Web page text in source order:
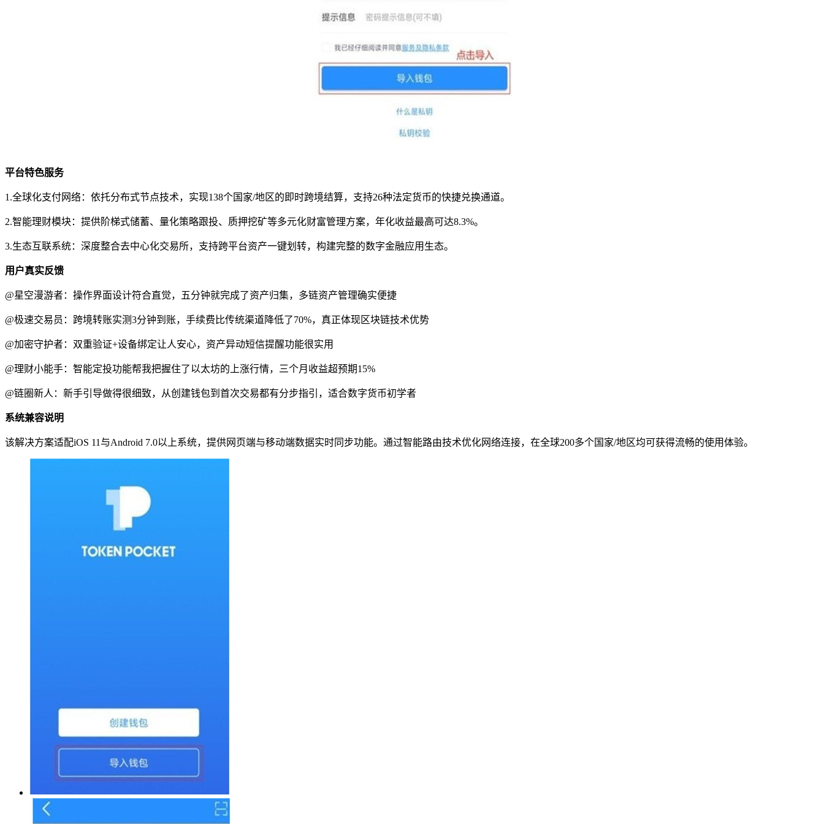
平台特色服务
1.全球化支付网络：依托分布式节点技术，实现138个国家/地区的即时跨境结算，支持26种法定货币的快捷兑换通道。
2.智能理财模块：提供阶梯式储蓄、量化策略跟投、质押挖矿等多元化财富管理方案，年化收益最高可达8.3%。
3.生态互联系统：深度整合去中心化交易所，支持跨平台资产一键划转，构建完整的数字金融应用生态。
用户真实反馈
@星空漫游者：操作界面设计符合直觉，五分钟就完成了资产归集，多链资产管理确实便捷
@极速交易员：跨境转账实测3分钟到账，手续费比传统渠道降低了70%，真正体现区块链技术优势
@加密守护者：双重验证+设备绑定让人安心，资产异动短信提醒功能很实用
@理财小能手：智能定投功能帮我把握住了以太坊的上涨行情，三个月收益超预期15%
@链圈新人：新手引导做得很细致，从创建钱包到首次交易都有分步指引，适合数字货币初学者
系统兼容说明
该解决方案适配iOS 11与Android 7.0以上系统，提供网页端与移动端数据实时同步功能。通过智能路由技术优化网络连接，在全球200多个国家/地区均可获得流畅的使用体验。